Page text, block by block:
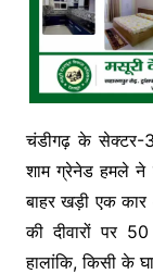
चंडीगढ़ के सेक्टर-
शाम ग्रेनेड हमले ने
बाहर खड़ी एक
की दीवारों पर
हालांकि, किसी के